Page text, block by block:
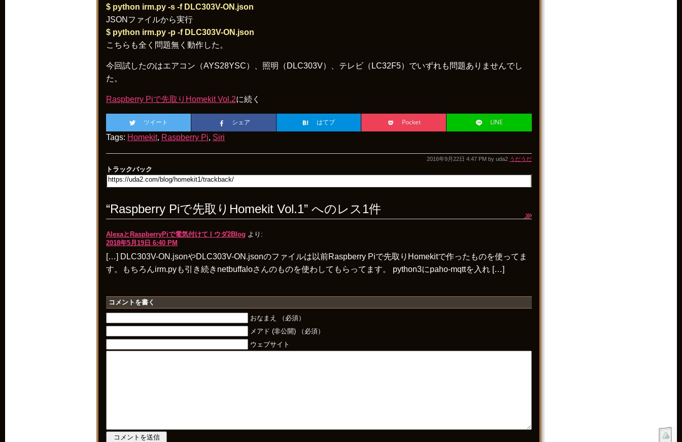
$ python irm.py -s -f DLC303V-ON.json
JSONファイルから実行
$ python irm.py -p -f DLC303V-ON.json
こちらも全く問題無く動作した。
今回試したのはエアコン（AYS28YSC）、照明（DLC303V）、テレビ（LC32F5）でいずれも問題ありませんでし
た。
Raspberry Piで先取りHomekit Vol.2に続く
ツイート シェア はてブ Pocket
LINE
Tags: Homekit, Raspberry Pi, Siri
2016年9月22日 4:47 PM by uda2 うだうだ
トラックバック
“Raspberry Piで先取りHomekit Vol.1” へのレス1件
AlexaとRaspberryPiで電気付けて | ウダ2Blog より:
2018年5月19日 6:40 PM
[…] DLC303V-ON.jsonやDLC303V-ON.jsonのファイルは以前Raspberry Piで先取りHomekitで作ったものを使ってま
す。もちろんirm.pyも引き続きnetbuffaloさんのものを使わしてもらってます。 python3にpaho-mqttを入れ […]
コメントを書く
おなまえ （必須）
メアド (非公開) （必須）
ウェブサイト